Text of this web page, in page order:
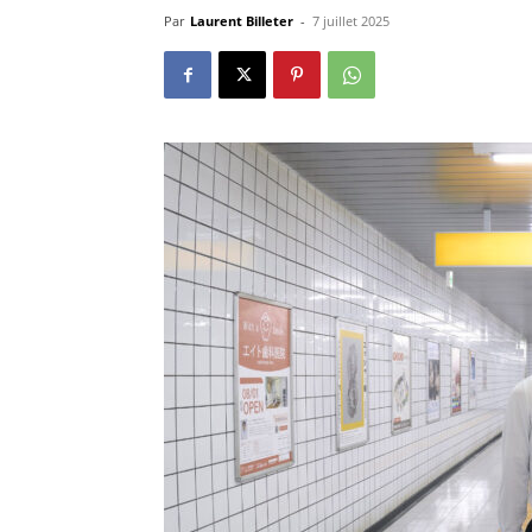
Par Laurent Billeter - 7 juillet 2025